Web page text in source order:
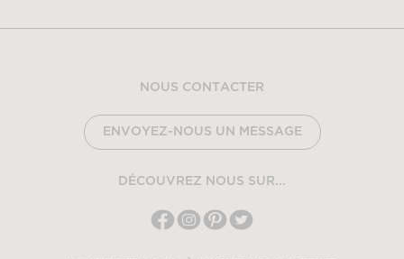
NOUS CONTACTER
ENVOYEZ-NOUS UN MESSAGE
DÉCOUVREZ NOUS SUR...